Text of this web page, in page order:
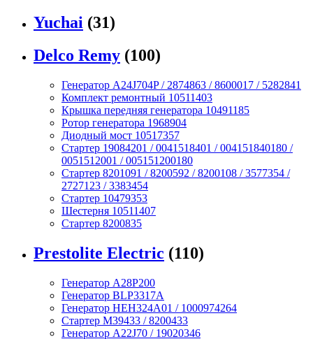
Yuchai (31)
Delco Remy (100)
Генератор A24J704P / 2874863 / 8600017 / 5282841
Комплект ремонтный 10511403
Крышка передняя генератора 10491185
Ротор генератора 1968904
Диодный мост 10517357
Стартер 19084201 / 0041518401 / 004151840180 /
0051512001 / 005151200180
Стартер 8201091 / 8200592 / 8200108 / 3577354 /
2727123 / 3383454
Стартер 10479353
Шестерня 10511407
Стартер 8200835
Prestolite Electric (110)
Генератор A28P200
Генератор BLP3317A
Генератор HEH324A01 / 1000974264
Стартер M39433 / 8200433
Генератор A22J70 / 19020346